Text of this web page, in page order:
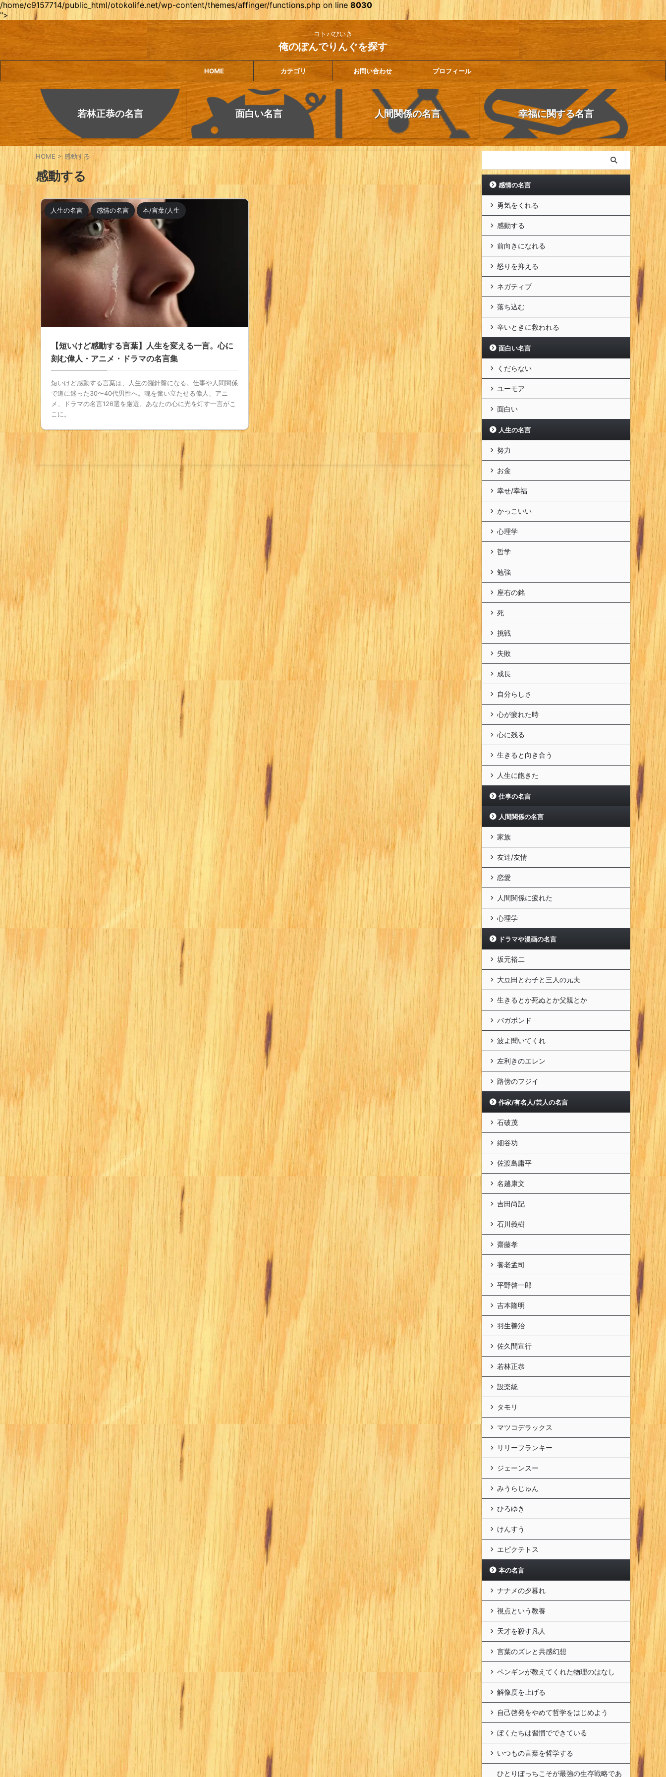
/home/c9157714/public_html/otokolife.net/wp-content/themes/affinger/functions.php on line 8030
">
コトバびいき
俺のぽんでりんぐを探す
HOME カテゴリ お問い合わせ プロフィール
若林正恭の名言 面白い名言 人間関係の名言 幸福に関する名言
HOME > 感動する
感動する
人生の名言 感情の名言 本/言葉/人生
【短いけど感動する言葉】人生を変える一言。心に
刻む偉人・アニメ・ドラマの名言集
短いけど感動する言葉は、人生の羅針盤になる。仕事や人間関係
で道に迷った30〜40代男性へ。魂を奮い立たせる偉人、アニ
メ、ドラマの名言126選を厳選。あなたの心に光を灯す一言がこ
こに。
感情の名言
勇気をくれる
感動する
前向きになれる
怒りを抑える
ネガティブ
落ち込む
辛いときに救われる
面白い名言
くだらない
ユーモア
面白い
人生の名言
努力
お金
幸せ/幸福
かっこいい
心理学
哲学
勉強
座右の銘
死
挑戦
失敗
成長
自分らしさ
心が疲れた時
心に残る
生きると向き合う
人生に飽きた
仕事の名言
人間関係の名言
家族
友達/友情
恋愛
人間関係に疲れた
心理学
ドラマや漫画の名言
坂元裕二
大豆田とわ子と三人の元夫
生きるとか死ぬとか父親とか
バガボンド
波よ聞いてくれ
左利きのエレン
路傍のフジイ
作家/有名人/芸人の名言
石破茂
細谷功
佐渡島庸平
名越康文
吉田尚記
石川義樹
齋藤孝
養老孟司
平野啓一郎
吉本隆明
羽生善治
佐久間宣行
若林正恭
設楽統
タモリ
マツコデラックス
リリーフランキー
ジェーンスー
みうらじゅん
ひろゆき
けんすう
エピクテトス
本の名言
ナナメの夕暮れ
視点という教養
天才を殺す凡人
言葉のズレと共感幻想
ペンギンが教えてくれた物理のはなし
解像度を上げる
自己啓発をやめて哲学をはじめよう
ぼくたちは習慣でできている
いつもの言葉を哲学する
ひとりぼっちこそが最強の生存戦略であ